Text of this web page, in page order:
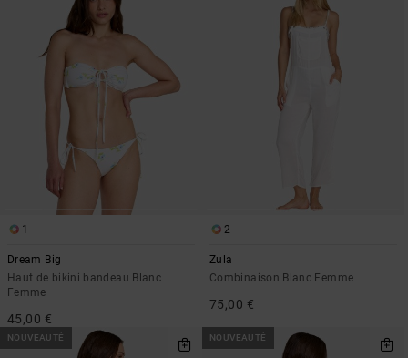
1
Dream Big
Haut de bikini bandeau Blanc
Femme
45,00 €
2
Zula
Combinaison Blanc Femme
75,00 €
NOUVEAUTÉ NOUVEAUTÉ